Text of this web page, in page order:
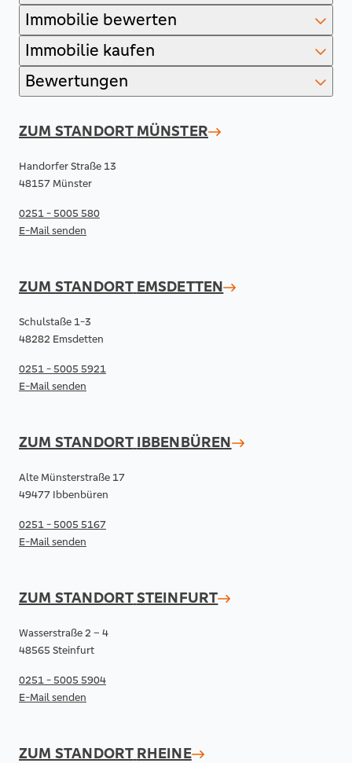
Immobilie bewerten
Immobilie kaufen
Bewertungen
ZUM STANDORT MÜNSTER
Handorfer Straße 13
48157 Münster
0251 - 5005 580
E-Mail senden
ZUM STANDORT EMSDETTEN
Schulstaße 1-3
48282 Emsdetten
0251 - 5005 5921
E-Mail senden
ZUM STANDORT IBBENBÜREN
Alte Münsterstraße 17
49477 Ibbenbüren
0251 - 5005 5167
E-Mail senden
ZUM STANDORTSTEINFURT
Wasserstraße 2 – 4
48565 Steinfurt
0251 - 5005 5904
E-Mail senden
ZUM STANDORT RHEINE